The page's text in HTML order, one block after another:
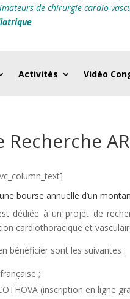
de chirurgie cardio-
Activités Vidéo
Recherche
bourse annuelle d’un
dédiée à un projet de
cardiothoracique et
bénéficier sont les suivantes :
;
(inscription en ligne